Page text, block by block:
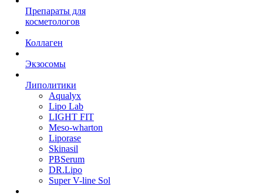
Препараты для
косметологов
Коллаген
Экзосомы
Липолитики
Aqualyx
Lipo Lab
LIGHT FIT
Meso-wharton
Liporase
Skinasil
PBSerum
DR.Lipo
Super V-line Sol